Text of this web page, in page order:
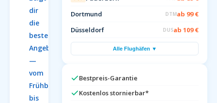
dir
die
besten
Angebote
—
vom
Frühbucher
bis
Dortmund
DTMab 99 €
Düsseldorf
DUSab 109 €
Alle Flughäfen ▼
Bestpreis-Garantie
Kostenlos stornierbar*